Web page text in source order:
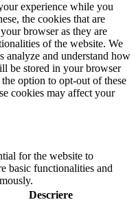
experience while you
the cookies that are
browser as they are
of the website. We
analyze and understand how
be stored in your browser
option to opt-out of these
cookies may affect your
for the website to
basic functionalities and
Descriere